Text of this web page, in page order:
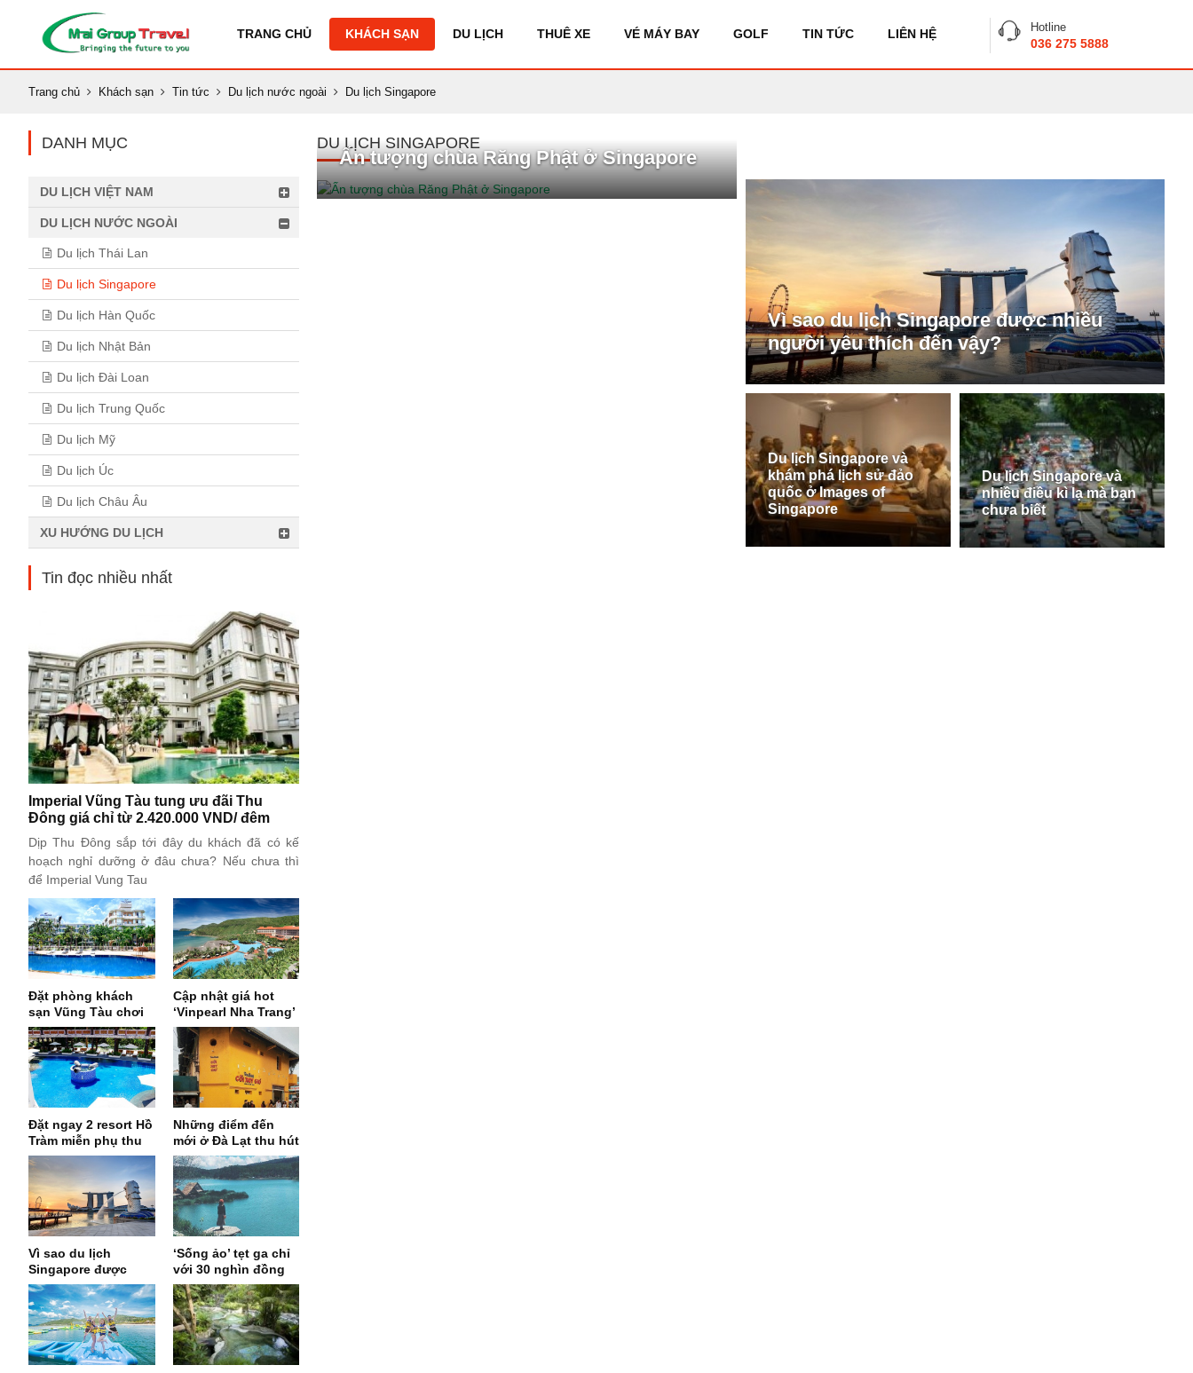
TRANG CHỦ KHÁCH SẠN DU LỊCH THUÊ XE VÉ MÁY BAY GOLF TIN TỨC LIÊN HỆ Hotline
036 275 5888
Trang chủ Khách sạn Tin tức Du lịch nước ngoài Du lịch Singapore
DANH MỤC
DU LỊCH VIỆT NAM
DU LỊCH NƯỚC NGOÀI
Du lịch Thái Lan
Du lịch Singapore
Du lịch Hàn Quốc
Du lịch Nhật Bản
Du lịch Đài Loan
Du lịch Trung Quốc
Du lịch Mỹ
Du lịch Úc
Du lịch Châu Âu
XU HƯỚNG DU LỊCH
Tin đọc nhiều nhất
Imperial Vũng Tàu tung ưu đãi Thu
Đông giá chỉ từ 2.420.000 VND/ đêm
Dịp Thu Đông sắp tới đây du khách đã có kế
hoạch nghỉ dưỡng ở đâu chưa? Nếu chưa thì
để Imperial Vung Tau
Đặt phòng khách
sạn Vũng Tàu chơi
‘Festival biển’ giá
chỉ từ 500k/ng
Cập nhật giá hot
‘Vinpearl Nha Trang’
– Đặt 2 đêm ‘tặng vé
vui chơi’ hè 2018
Đặt ngay 2 resort Hồ
Tràm miễn phụ thu
Lễ 02/09 – giá chỉ từ
890k/ khách
Những điểm đến
mới ở Đà Lạt thu hút
giới trẻ những năm
gần đây
Vì sao du lịch
Singapore được
nhiều người yêu
thích đến vậy?
‘Sống ảo’ tẹt ga chỉ
với 30 nghìn đồng
khi bạn đặt chân tới
vùng đất thơ mộng
Đà Lạt
DU LỊCH SINGAPORE
Ấn tượng chùa Răng Phật ở Singapore
Vì sao du lịch Singapore được nhiều
người yêu thích đến vậy?
Du lịch Singapore và
khám phá lịch sử đảo
quốc ở Images of
Singapore
Du lịch Singapore và
nhiều điều kì lạ mà bạn
chưa biết